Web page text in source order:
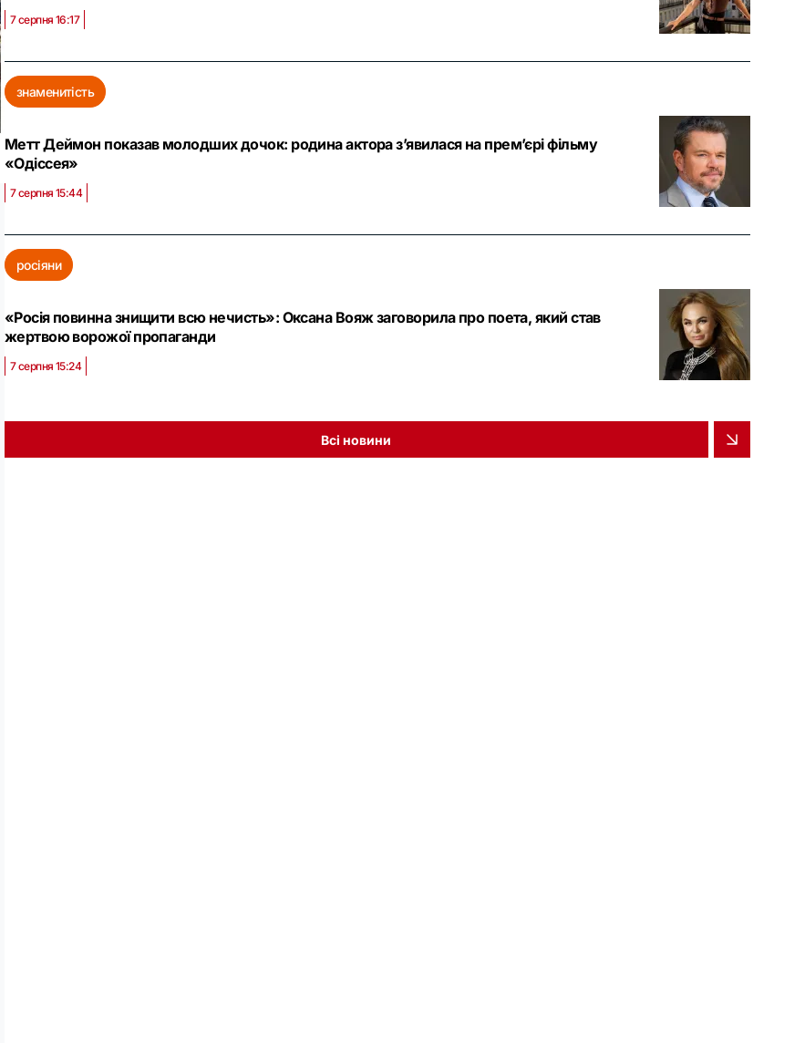
7 серпня 16:17
знаменитість
Метт Деймон показав молодших дочок: родина актора з’явилася на прем’єрі фільму
«Одіссея»
7 серпня 15:44
росіяни
«Росія повинна знищити всю нечисть»: Оксана Вояж заговорила про поета, який став
жертвою ворожої пропаганди
7 серпня 15:24
Всі новини